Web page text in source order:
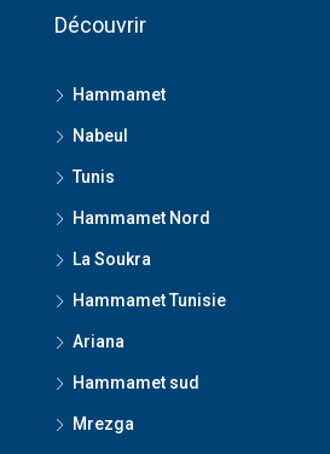
Découvrir
Hammamet
Nabeul
Tunis
Hammamet Nord
La Soukra
Hammamet Tunisie
Ariana
Hammamet sud
Mrezga